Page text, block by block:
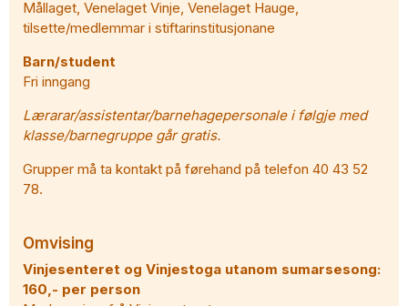
Mållaget, Venelaget Vinje, Venelaget Hauge,
tilsette/medlemmar i stiftarinstitusjonane
Barn/student
Fri inngang
Lærarar/assistentar/barnehagepersonale i følgje med
klasse/barnegruppe går gratis.
Grupper må ta kontakt på førehand på telefon 40 43 52
78.
Omvising
Vinjesenteret og Vinjestoga utanom sumarsesong:
160,- per person